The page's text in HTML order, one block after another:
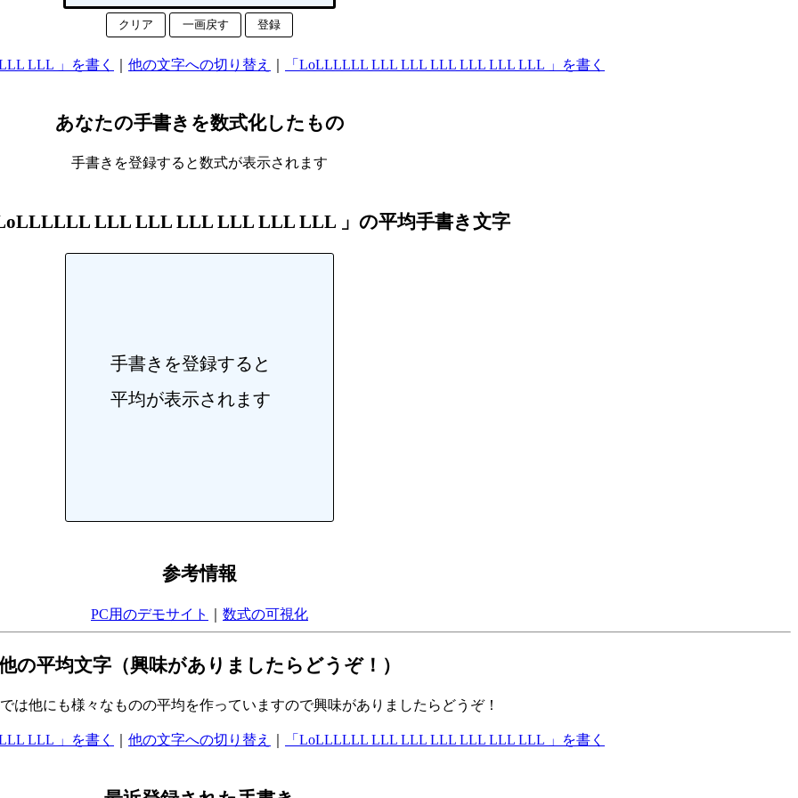
クリア 一画戻す 登録
LLL 」を書く 他の文字への切り替え 「LoLLLLLL LLL LLL LLL LLL LLL LLL 」を書く
あなたの手書きを数式化したもの
手書きを登録すると数式が表示されます
LLL LLL LLL LLL LLL LLL 」の平均手書き文字
手書きを登録すると
平均が表示されます
参考情報
PC用のデモサイト 数式の可視化
の平均文字（興味がありましたらどうぞ！）
は他にも様々なものの平均を作っていますので興味がありましたらどうぞ！
LLL 」を書く 他の文字への切り替え 「LoLLLLLL LLL LLL LLL LLL LLL LLL 」を書く